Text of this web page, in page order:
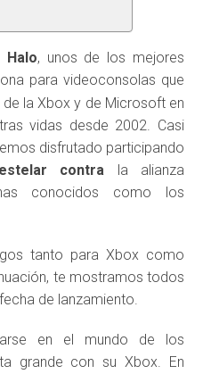
, unos de los mejores
para videoconsolas que
de la Xbox y de Microsoft en
vidas desde 2002. Casi
disfrutado participando
contra la alianza
conocidos como los
tanto para Xbox como
te mostramos todos
de lanzamiento.
en el mundo de los
grande con su Xbox. En